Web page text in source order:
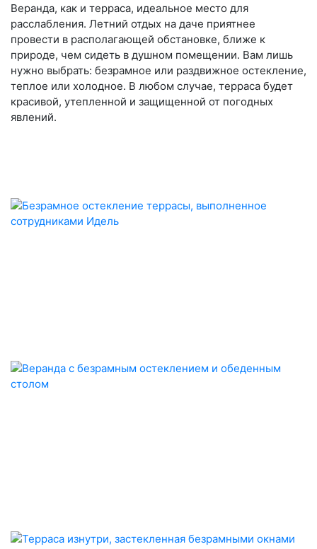
Веранда, как и терраса, идеальное место для
расслабления. Летний отдых на даче приятнее
провести в располагающей обстановке, ближе к
природе, чем сидеть в душном помещении. Вам лишь
нужно выбрать: безрамное или раздвижное остекление,
теплое или холодное. В любом случае, терраса будет
красивой, утепленной и защищенной от погодных
явлений.